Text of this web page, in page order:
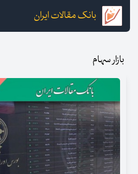
بانک مقالات ایران
بازار سهام